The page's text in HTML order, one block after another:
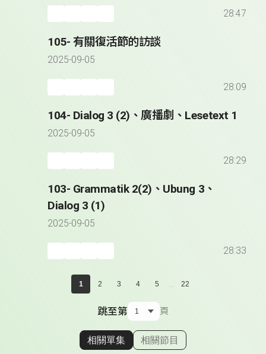
28:47
105- 有關復活節的訪談
2025-09-05
28:09
104- Dialog 3 (2)、廣播劇、Lesetext 1
2025-09-05
28:29
103- Grammatik 2(2)、Ubung 3、
Dialog 3 (1)
2025-09-05
28:33
1 2 3 4 5 ... 22
跳至第 頁
顯示相關單集
相關單集 相關節目